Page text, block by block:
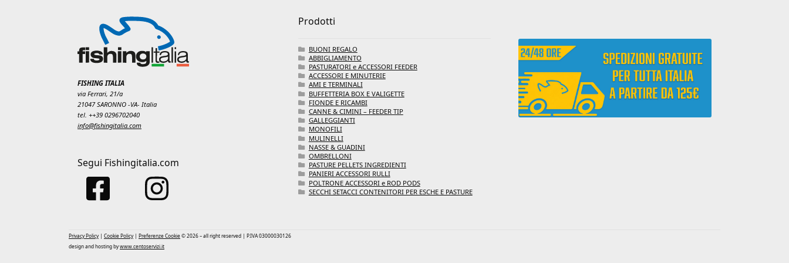
FISHING ITALIA
via Ferrari, 21/a
21047 SARONNO -VA- Italia
tel. ++39 0296702040
info@fishingitalia.com
Segui Fishingitalia.com
Prodotti
BUONI REGALO
ABBIGLIAMENTO
PASTURATORI e ACCESSORI FEEDER
ACCESSORI E MINUTERIE
AMI E TERMINALI
BUFFETTERIA BOX E VALIGETTE
FIONDE E RICAMBI
CANNE & CIMINI – FEEDER TIP
GALLEGGIANTI
MONOFILI
MULINELLI
NASSE & GUADINI
OMBRELLONI
PASTURE PELLETS INGREDIENTI
PANIERI ACCESSORI RULLI
POLTRONE ACCESSORI e ROD PODS
SECCHI SETACCI CONTENITORI PER ESCHE E PASTURE
Privacy Policy | Cookie Policy | Preferenze Cookie© 2026 – all right reserved | P.IVA 03000030126
design and hosting bywww.centoservizi.it